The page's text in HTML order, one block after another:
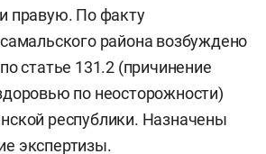
правую. По факту
района возбуждено
статье 131.2 (причинение
по неосторожности)
республики. Назначены
экспертизы.